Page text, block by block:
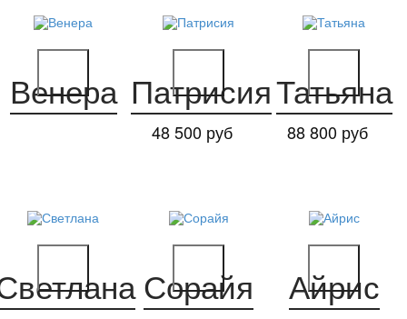
Венера
48 500 руб
Патрисия
88 800 руб
Татьяна
Сорайя Айрис